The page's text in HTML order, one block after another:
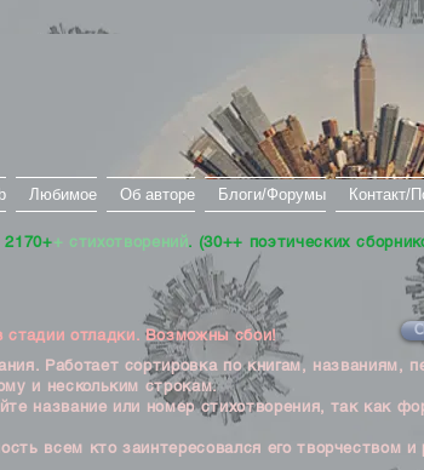
Любимое Об авторе Блоги/Форумы Контакт/
+ стихотворений. (30++ поэтических
отладки. Возможны сбои!
Работает сортировка по книгам, названиям,
и нескольким строкам.
название или номер стихотворения, так как
всем кто заинтересовался его творчеством и